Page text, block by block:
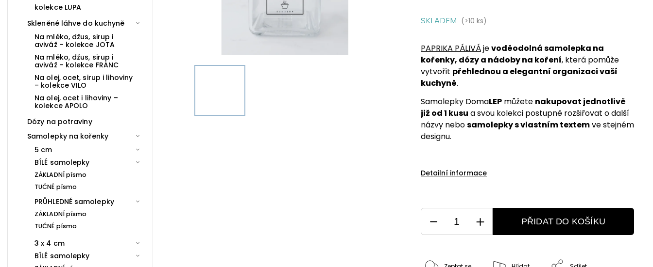
kolekce LUPA
Skleněné láhve do kuchyně
Na mléko, džus, sirup i
aviváž – kolekce JOTA
Na mléko, džus, sirup i
aviváž – kolekce FRANC
Na olej, ocet, sirup i lihoviny
– kolekce VILO
Na olej, ocet i lihoviny –
kolekce APOLO
Dózy na potraviny
Samolepky na kořenky
5 cm
BÍLÉ samolepky
ZÁKLADNÍ písmo
TUČNÉ písmo
PRŮHLEDNÉ samolepky
ZÁKLADNÍ písmo
TUČNÉ písmo
3 x 4 cm
BÍLÉ samolepky
PAPRIKA PÁLIVÁjevoděodolná samolepka na
kořenky, dózy a nádoby na koření, která pomůže
vytvořit přehlednou a elegantní organizaci vaší
kuchyně.
Samolepky DomaLEP můžete nakupovat jednotlivě
již od 1 kusu a svou kolekci postupně rozšiřovat o další
názvy nebosamolepky s vlastním textemve stejném
designu.
Detailní informace
SKLADEM (>10 ks)
PŘIDAT DO KOŠÍKU